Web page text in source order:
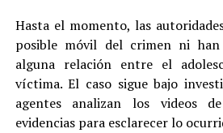
Hasta el momento, las
posible móvil del crimen ni
alguna relación entre el
víctima. El caso sigue bajo
agentes analizan los videos
evidencias para esclarecer lo